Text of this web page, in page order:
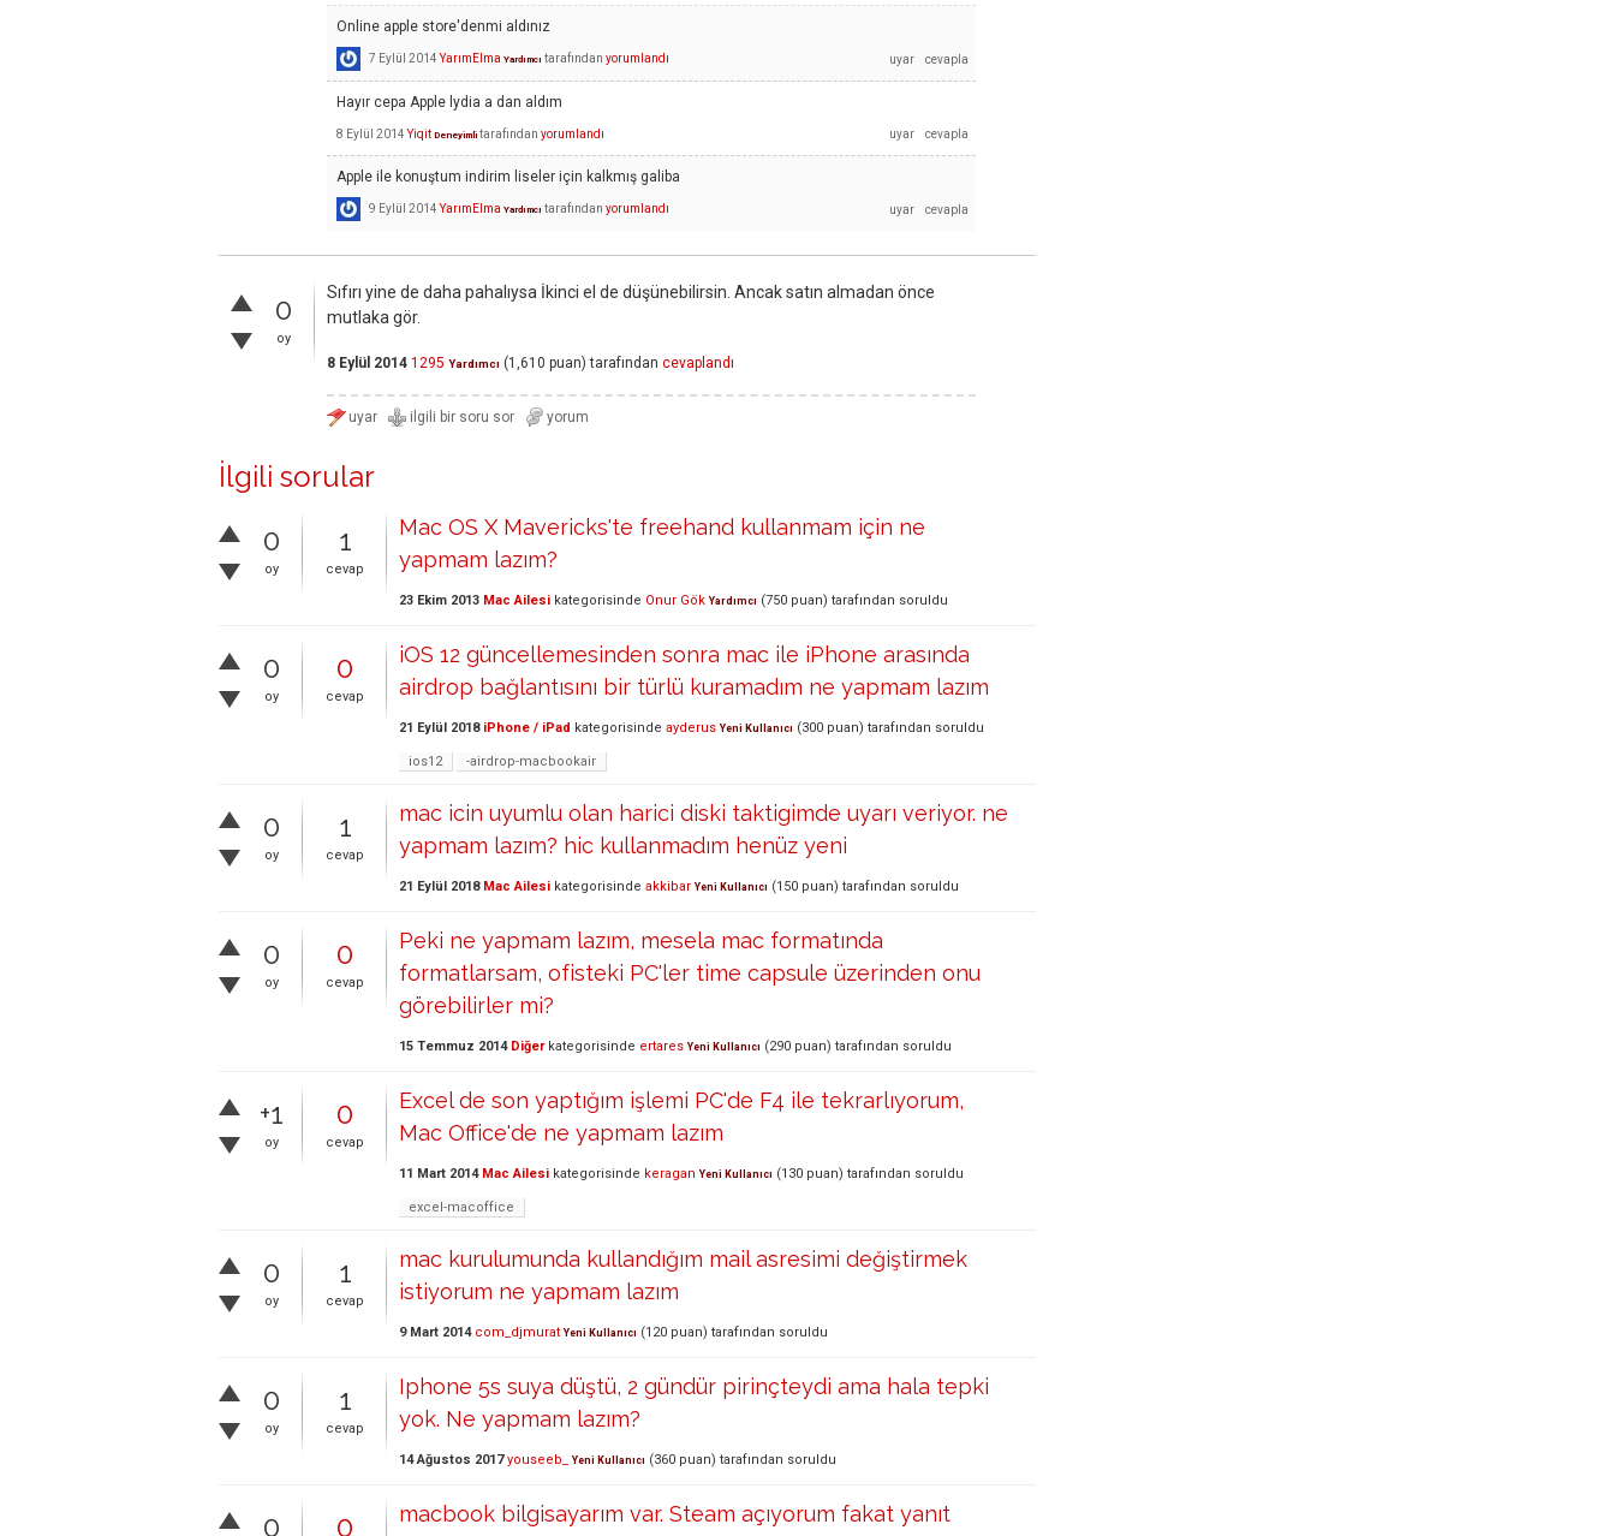
Online apple store'denmi aldınız
7 Eylül 2014 YarımElma Yardımcı tarafından yorumlandı
Hayır cepa Apple lydia a dan aldım
8 Eylül 2014 Yiqit Deneyimli tarafından yorumlandı
Apple ile konuştum indirim liseler için kalkmış galiba
9 Eylül 2014 YarımElma Yardımcı tarafından yorumlandı
0
oy
Sıfırı yine de daha pahalıysa İkinci el de düşünebilirsin. Ancak satın almadan önce
mutlaka gör.
8 Eylül 2014 1295 Yardımcı (1,610 puan) tarafından cevaplandı
İlgili sorular
0
oy
1
cevap
Mac OS X Mavericks'te freehand kullanmam için ne
yapmam lazım?
23 Ekim 2013 Mac Ailesi kategorisinde Onur Gök Yardımcı (750 puan) tarafından soruldu
0
oy
0
cevap
iOS 12 güncellemesinden sonra mac ile iPhone arasında
airdrop bağlantısını bir türlü kuramadım ne yapmam lazım
21 Eylül 2018 iPhone / iPad kategorisinde ayderus Yeni Kullanıcı (300 puan) tarafından soruldu
ios12 -airdrop-macbookair
0
oy
1
cevap
mac icin uyumlu olan harici diski taktigimde uyarı veriyor. ne
yapmam lazım? hic kullanmadım henüz yeni
21 Eylül 2018 Mac Ailesi kategorisinde akkibar Yeni Kullanıcı (150 puan) tarafından soruldu
0
oy
0
cevap
Peki ne yapmam lazım, mesela mac formatında
formatlarsam, ofisteki PC'ler time capsule üzerinden onu
görebilirler mi?
15 Temmuz 2014 Diğerkategorisinde ertares Yeni Kullanıcı (290 puan) tarafından soruldu
+1
oy
0
cevap
Excel de son yaptığım işlemi PC'de F4 ile tekrarlıyorum,
Mac Office'de ne yapmam lazım
11 Mart 2014 Mac Ailesi kategorisinde keragan Yeni Kullanıcı (130 puan) tarafından soruldu
excel-macoffice
0
oy
1
cevap
mac kurulumunda kullandığım mail asresimi değiştirmek
istiyorum ne yapmam lazım
9 Mart 2014 com_djmurat Yeni Kullanıcı (120 puan) tarafından soruldu
0
oy
1
cevap
Iphone 5s suya düştü, 2 gündür pirinçteydi ama hala tepki
yok. Ne yapmam lazım?
14 Ağustos 2017 youseeb_ Yeni Kullanıcı (360 puan) tarafından soruldu
0 0
macbook bilgisayarım var. Steam açıyorum fakat yanıt